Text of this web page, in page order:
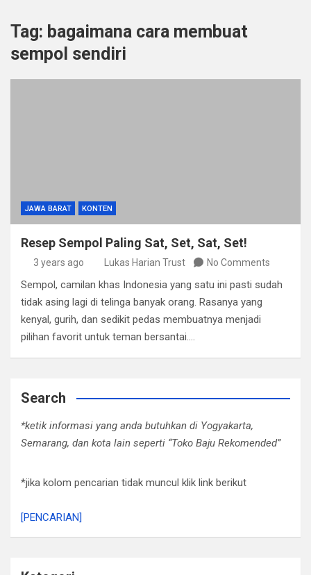
Tag: bagaimana cara membuat
sempol sendiri
JAWA BARAT KONTEN
Resep Sempol Paling Sat, Set, Sat, Set!
3 years ago Lukas Harian Trust No Comments
Sempol, camilan khas Indonesia yang satu ini pasti sudah
tidak asing lagi di telinga banyak orang. Rasanya yang
kenyal, gurih, dan sedikit pedas membuatnya menjadi
pilihan favorit untuk teman bersantai.…
Search
*ketik informasi yang anda butuhkan di Yogyakarta,
Semarang, dan kota lain seperti “Toko Baju Rekomended”
*jika kolom pencarian tidak muncul klik link berikut
[PENCARIAN]